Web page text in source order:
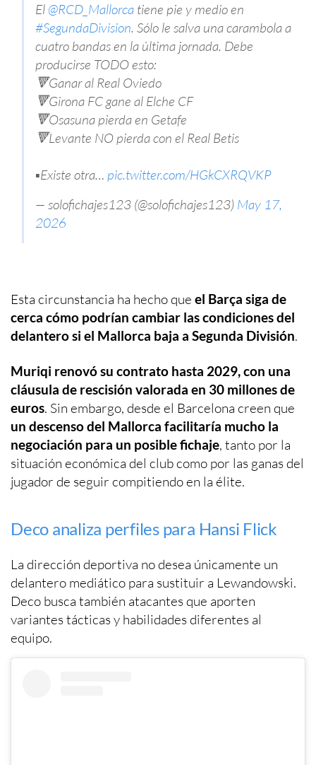
El @RCD_Mallorca tiene pie y medio en
#SegundaDivision. Sólo le salva una carambola a
cuatro bandas en la última jornada. Debe
producirse TODO esto:
🔻Ganar al Real Oviedo
🔻Girona FC gane al Elche CF
🔻Osasuna pierda en Getafe
🔻Levante NO pierda con el Real Betis
▪️Existe otra… pic.twitter.com/HGkCXRQVKP
— solofichajes123 (@solofichajes123) May 17,
2026
Esta circunstancia ha hecho que el Barça siga de
cerca cómo podrían cambiar las condiciones del
delantero si el Mallorca baja a Segunda División.
Muriqi renovó su contrato hasta 2029, con una
cláusula de rescisión valorada en 30 millones de
euros. Sin embargo, desde el Barcelona creen que
un descenso del Mallorca facilitaría mucho la
negociación para un posible fichaje, tanto por la
situación económica del club como por las ganas del
jugador de seguir compitiendo en la élite.
Deco analiza perfiles para Hansi Flick
La dirección deportiva no desea únicamente un
delantero mediático para sustituir a Lewandowski.
Deco busca también atacantes que aporten
variantes tácticas y habilidades diferentes al
equipo.